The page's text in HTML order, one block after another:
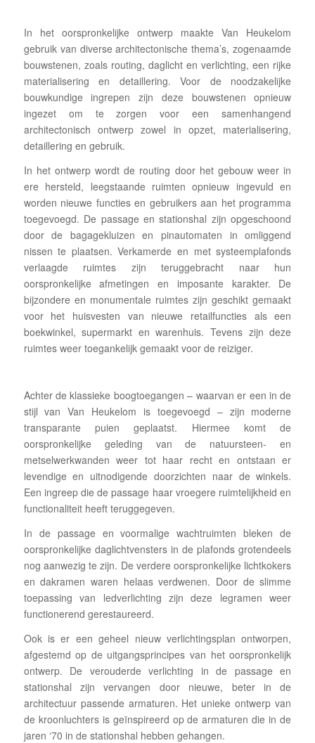
In het oorspronkelijke ontwerp maakte Van Heukelom
gebruik van diverse architectonische thema’s, zogenaamde
bouwstenen, zoals routing, daglicht en verlichting, een rijke
materialisering en detaillering. Voor de noodzakelijke
bouwkundige ingrepen zijn deze bouwstenen opnieuw
ingezet om te zorgen voor een samenhangend
architectonisch ontwerp zowel in opzet, materialisering,
detaillering en gebruik.
In het ontwerp wordt de routing door het gebouw weer in
ere hersteld, leegstaande ruimten opnieuw ingevuld en
worden nieuwe functies en gebruikers aan het programma
toegevoegd. De passage en stationshal zijn opgeschoond
door de bagagekluizen en pinautomaten in omliggend
nissen te plaatsen. Verkamerde en met systeemplafonds
verlaagde ruimtes zijn teruggebracht naar hun
oorspronkelijke afmetingen en imposante karakter. De
bijzondere en monumentale ruimtes zijn geschikt gemaakt
voor het huisvesten van nieuwe retailfuncties als een
boekwinkel, supermarkt en warenhuis. Tevens zijn deze
ruimtes weer toegankelijk gemaakt voor de reiziger.
Achter de klassieke boogtoegangen – waarvan er een in de
stijl van Van Heukelom is toegevoegd – zijn moderne
transparante puien geplaatst. Hiermee komt de
oorspronkelijke geleding van de natuursteen- en
metselwerkwanden weer tot haar recht en ontstaan er
levendige en uitnodigende doorzichten naar de winkels.
Een ingreep die de passage haar vroegere ruimtelijkheid en
functionaliteit heeft teruggegeven.
In de passage en voormalige wachtruimten bleken de
oorspronkelijke daglichtvensters in de plafonds grotendeels
nog aanwezig te zijn. De verdere oorspronkelijke lichtkokers
en dakramen waren helaas verdwenen. Door de slimme
toepassing van ledverlichting zijn deze legramen weer
functionerend gerestaureerd.
Ook is er een geheel nieuw verlichtingsplan ontworpen,
afgestemd op de uitgangsprincipes van het oorspronkelijk
ontwerp. De verouderde verlichting in de passage en
stationshal zijn vervangen door nieuwe, beter in de
architectuur passende armaturen. Het unieke ontwerp van
de kroonluchters is geïnspireerd op de armaturen die in de
jaren ‘70 in de stationshal hebben gehangen.